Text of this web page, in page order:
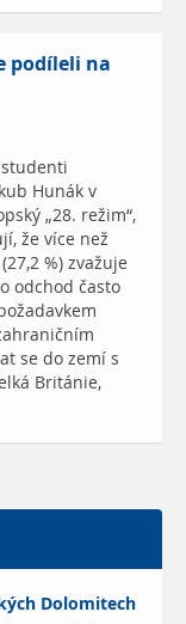
podíleli na
Hunák v
„28. režim“,
že více než
%) zvažuje
odchod často
se do zemí s
Británie,
Dolomitech